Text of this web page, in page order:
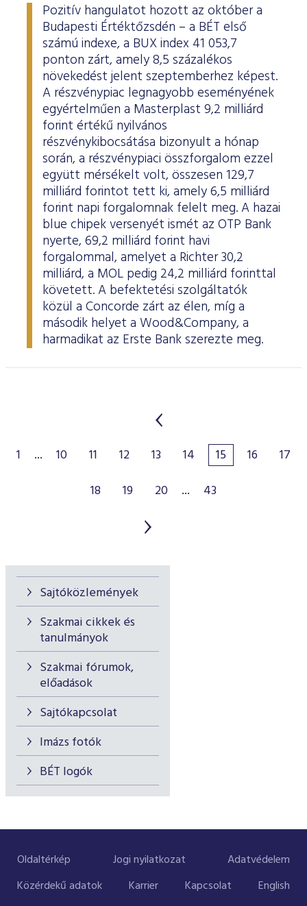
Sajtóközlemények
Szakmai cikkek és
tanulmányok
Szakmai fórumok,
előadások
Sajtókapcsolat
Imázs fotók
BÉT logók
Pozitív hangulatot hozott az október a
Budapesti Értéktőzsdén – a BÉT első
számú indexe, a BUX index 41 053,7
ponton zárt, amely 8,5 százalékos
növekedést jelent szeptemberhez képest.
A részvénypiac legnagyobb eseményének
egyértelműen a Masterplast 9,2 milliárd
forint értékű nyilvános
részvénykibocsátása bizonyult a hónap
során, a részvénypiaci összforgalom ezzel
együtt mérsékelt volt, összesen 129,7
milliárd forintot tett ki, amely 6,5 milliárd
forint napi forgalomnak felelt meg. A hazai
blue chipek versenyét ismét az OTP Bank
nyerte, 69,2 milliárd forint havi
forgalommal, amelyet a Richter 30,2
milliárd, a MOL pedig 24,2 milliárd forinttal
követett. A befektetési szolgáltatók
közül a Concorde zárt az élen, míg a
második helyet a Wood&Company, a
harmadikat az Erste Bank szerezte meg.
1 ... 10 11 12 13 14 15 16
17
18
19 20 ... 43
Oldaltérkép Jogi nyilatkozat
Adatvédelem
Közérdekű adatok
Karrier Kapcsolat English